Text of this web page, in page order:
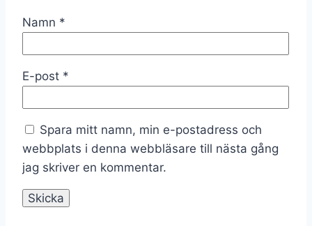
Namn *
E-post *
Spara mitt namn, min e-postadress och
webbplats i denna webbläsare till nästa gång
jag skriver en kommentar.